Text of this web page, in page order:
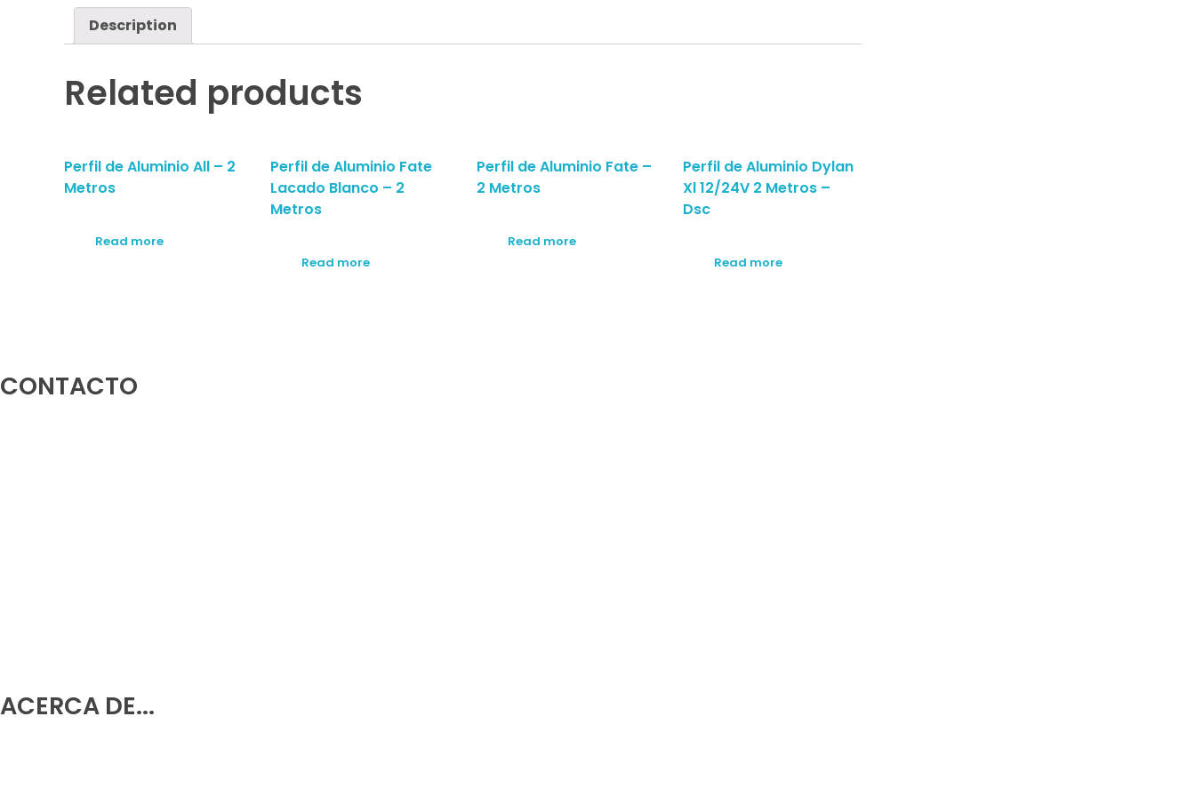
Description
Related products
Perfil de Aluminio All – 2
Metros
Read more
Perfil de Aluminio Fate
Lacado Blanco – 2
Metros
Read more
Perfil de Aluminio Fate –
2 Metros
Read more
Perfil de Aluminio Dylan
Xl 12/24V 2 Metros –
Dsc
Read more
CONTACTO
ACERCA DE...